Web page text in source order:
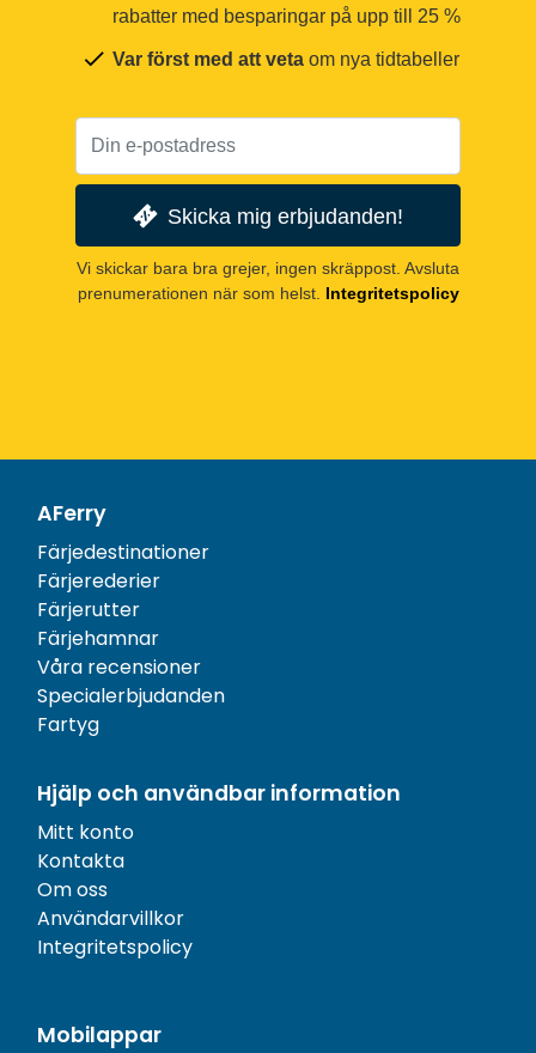
rabatter med besparingar på upp till 25 %
Var först med att veta om nya tidtabeller
Skicka mig erbjudanden!
Vi skickar bara bra grejer, ingen skräppost. Avsluta
prenumerationen när som helst. Integritetspolicy
AFerry
Färjedestinationer
Färjerederier
Färjerutter
Färjehamnar
Våra recensioner
Specialerbjudanden
Fartyg
Hjälp och användbar information
Mitt konto
Kontakta
Om oss
Användarvillkor
Integritetspolicy
Mobilappar